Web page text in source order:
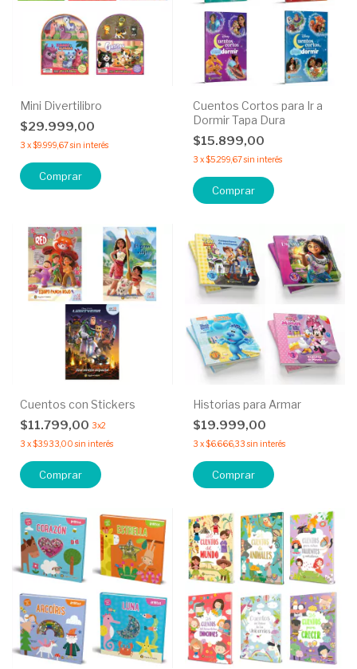
Mini Divertilibro
$29.999,00
3 x$9.999,67sin interés
Comprar
Cuentos Cortos para Ir a
Dormir Tapa Dura
$15.899,00
3 x$5.299,67sin interés
Comprar
Cuentos con Stickers
$11.799,00 3x2
3 x$3.933,00 sin interés
Comprar
Historias para Armar
$19.999,00
3 x$6.666,33 sin interés
Comprar